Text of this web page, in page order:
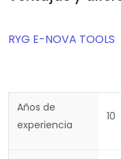
RYG E-NOVA TOOLS
Años de
experiencia
10